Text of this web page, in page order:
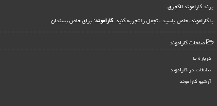
برند کاراموند لاکچری
با کاراموند، خاص باشید ، تجمل را تجربه کنید.کاراموند: برای خاص پسندان
صفحات كاراموند
درباره ما
تبلیغات در كاراموند
آرشیو كاراموند